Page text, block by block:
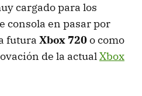
cargado para los
consola en pasar por
futura Xbox 720o como
de la actualXbox